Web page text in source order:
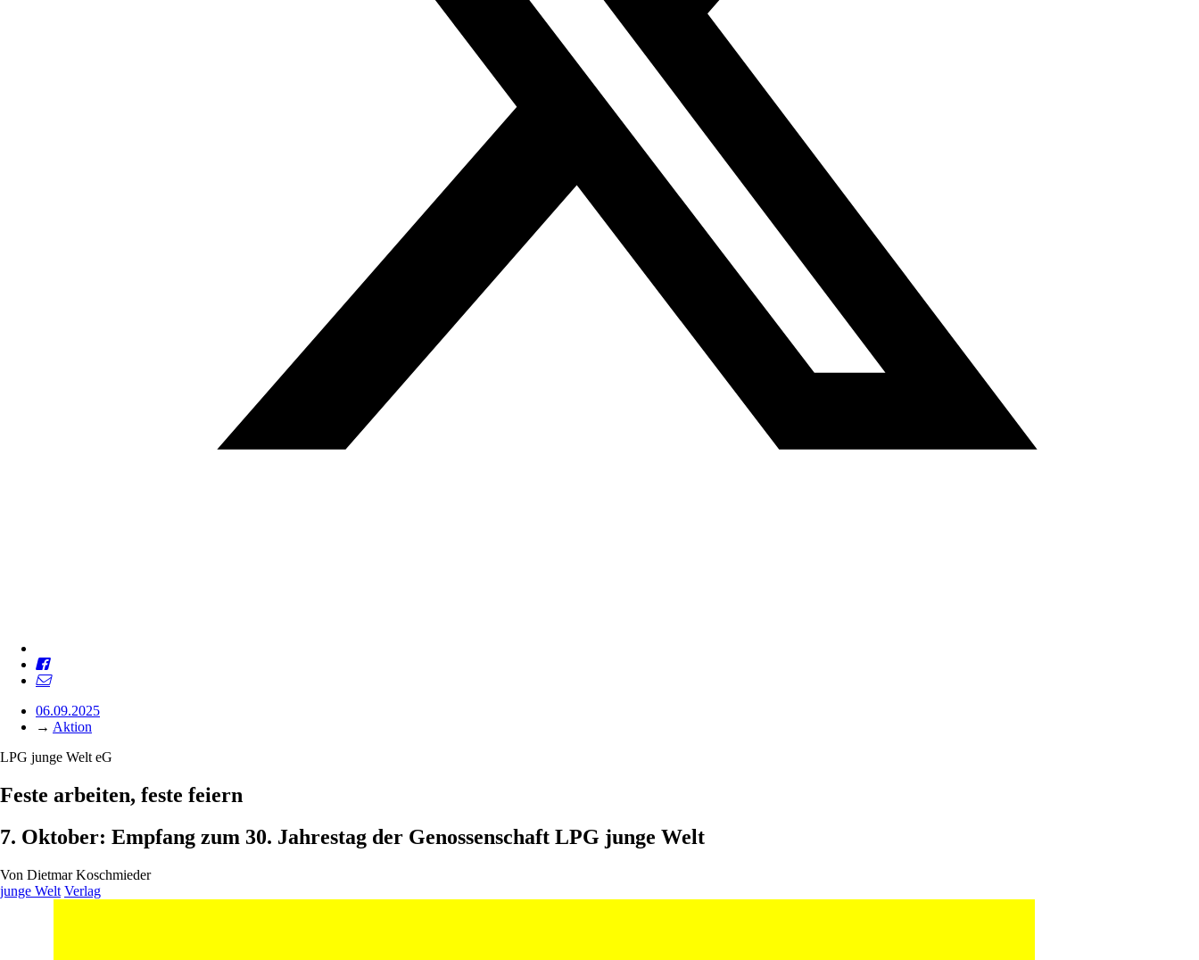
06.09.2025
→ Aktion
LPG junge Welt eG
Feste arbeiten, feste feiern
7. Oktober: Empfang zum 30. Jahrestag der Genossenschaft LPG junge Welt
Von Dietmar Koschmieder
junge Welt Verlag